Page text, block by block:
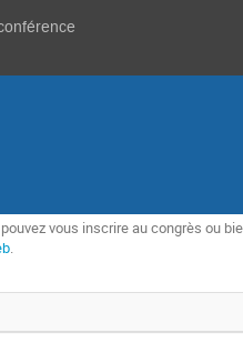
vous inscrire au congrès ou
.